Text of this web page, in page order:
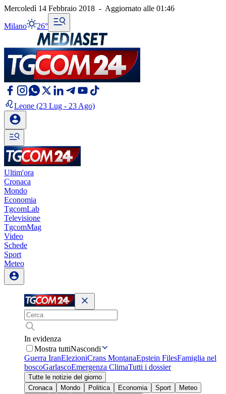
Mercoledì 14 Febbraio 2018 - Aggiornato alle 01:46
Milano 26°
Leone (23 Lug - 23 Ago)
Ultim'ora
Cronaca
Mondo
Economia
TgcomLab
Televisione
TgcomMag
Video
Schede
Sport
Meteo
In evidenza
Mostra tuttiNascondi
Guerra IranElezioniCrans MontanaEpstein FilesFamiglia nel
boscoGarlascoEmergenza ClimaTutti i dossier
Tutte le notizie del giorno
Cronaca
Mondo Politica Economia Sport
Meteo